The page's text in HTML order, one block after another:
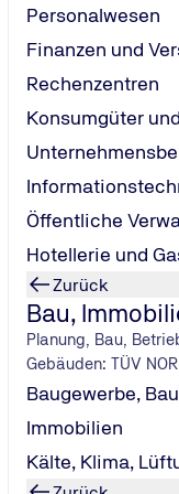
Personalwesen
Finanzen und
Rechenzentren
Konsumgüter
Öffentliche
Hotellerie und
Zurück
Bau,
Planung, Bau,
Gebäuden: TÜV
Baugewerbe,
Immobilien
Kälte, Klima,
Webinar:
23. September
zeichnet
hervorheben.
kostenlosen
Qualitätszeichen
Mehr zur